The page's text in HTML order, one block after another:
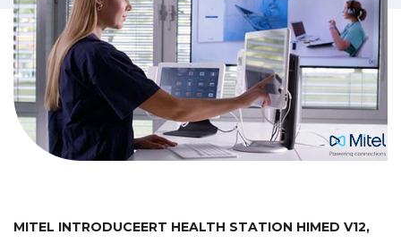
MITEL INTRODUCEERT HEALTH STATION HIMED V12,